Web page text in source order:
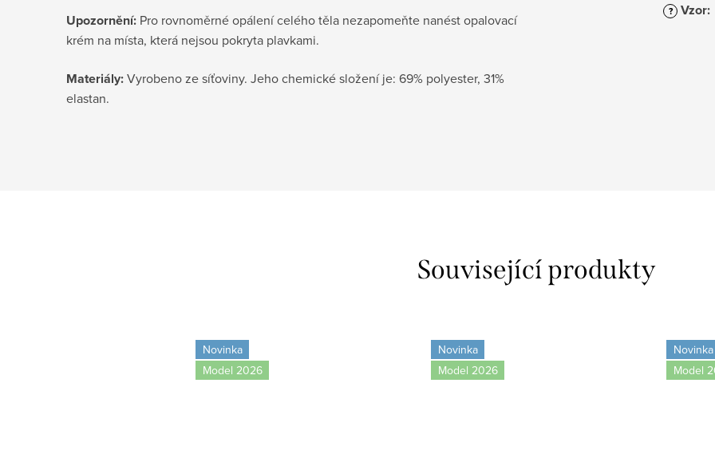
Upozornění: Pro rovnoměrné opálení celého těla nezapomeňte nanést opalovací
krém na místa, která nejsou pokryta plavkami.
Materiály:Vyrobeno ze síťoviny. Jeho chemické složení je: 69% polyester, 31%
elastan.
? Vzor:
Související produkty
Novinka
Model 2026
Novinka
Model 2026
Novinka
Model